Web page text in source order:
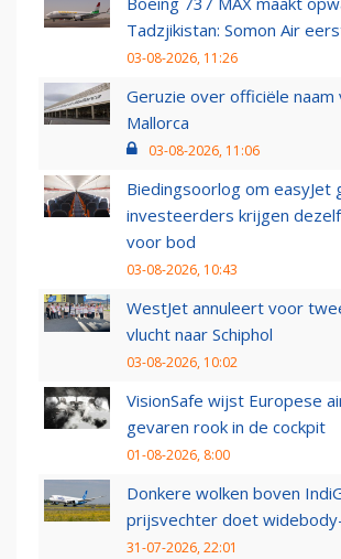
Tadzjikistan: Somon Air
03-08-2026, 11:26
Geruzie over officiële naam
Mallorca
03-08-2026, 11:06
Biedingsoorlog om easyJet
investeerders krijgen
voor bod
03-08-2026, 10:43
WestJet annuleert voor
vlucht naar Schiphol
03-08-2026, 10:02
VisionSafe wijst Europese
gevaren rook in de cockpit
01-08-2026, 8:00
Donkere wolken boven
prijsvechter doet
31-07-2026, 22:01